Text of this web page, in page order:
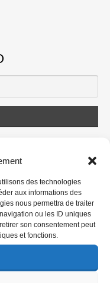
des technologies
aux informations des
nous permettra de traiter
ou les ID uniques
son consentement peut
et fonctions.